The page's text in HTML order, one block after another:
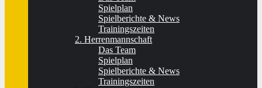
Spielplan
Spielberichte & News
Trainingszeiten
2. Herrenmannschaft
Das Team
Spielplan
Spielberichte & News
Trainingszeiten